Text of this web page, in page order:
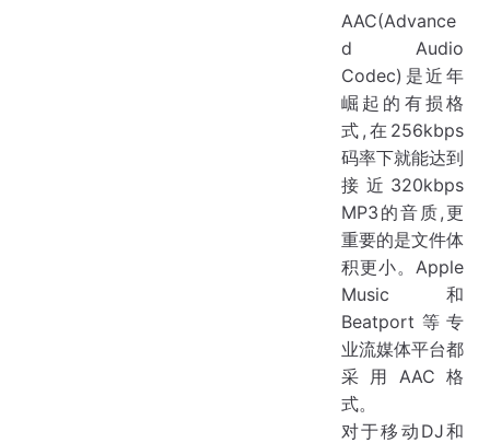
AAC(Advance
d Audio
Codec)是近年
崛起的有损格
式,在256kbps
码率下就能达到
接近320kbps
MP3的音质,更
重要的是文件体
积更小。Apple
Music和
Beatport等专
业流媒体平台都
采用AAC格
式。
对于移动DJ和